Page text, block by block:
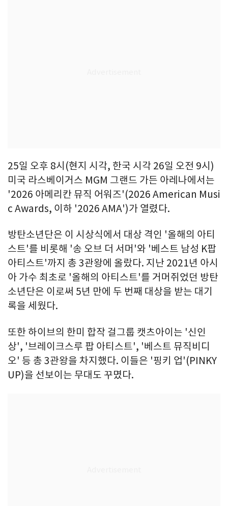
25일 오후 8시(현지 시각, 한국 시각 26일 오전 9시)
미국 라스베이거스 MGM 그랜드 가든 아레나에서는
'2026 아메리칸 뮤직 어워즈'(2026 American Musi
c Awards, 이하 '2026 AMA')가 열렸다.
방탄소년단은 이 시상식에서 대상 격인 '올해의 아티
스트'를 비롯해 '송 오브 더 서머'와 '베스트 남성 K팝
아티스트'까지 총 3관왕에 올랐다. 지난 2021년 아시
아 가수 최초로 '올해의 아티스트'를 거머쥐었던 방탄
소년단은 이로써 5년 만에 두 번째 대상을 받는 대기
록을 세웠다.
또한 하이브의 한미 합작 걸그룹 캣츠아이는 '신인
상', '브레이크스루 팝 아티스트', '베스트 뮤직비디
오' 등 총 3관왕을 차지했다. 이들은 '핑키 업'(PINKY
UP)을 선보이는 무대도 꾸몄다.